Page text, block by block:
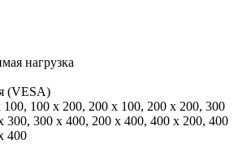
нагрузка
(VESA)
100 x 200, 200 x 100, 200 x 200, 300
300, 300 x 400, 200 x 400, 400 x 200, 400
400